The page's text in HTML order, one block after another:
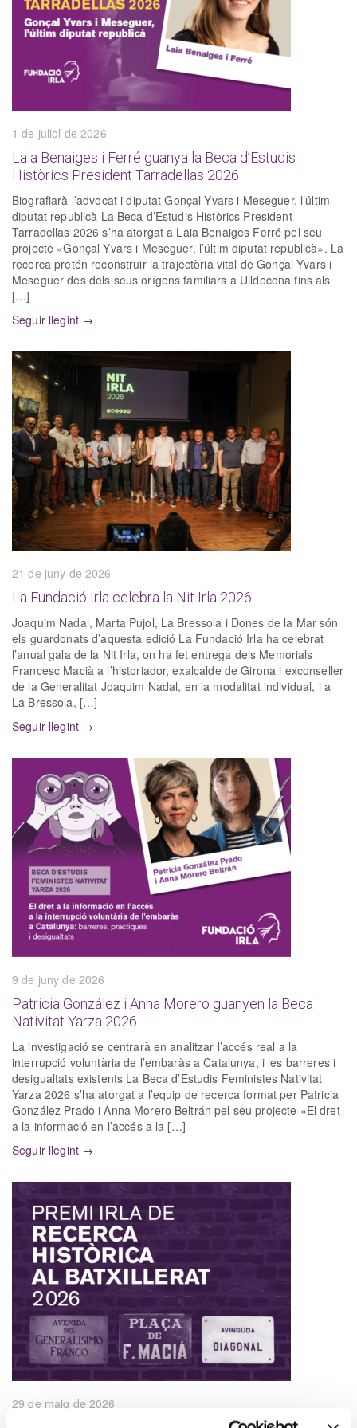
1 de juliol de 2026
Laia Benaiges i Ferré guanya la Beca d’Estudis
Històrics President Tarradellas 2026
Biografiarà l’advocat i diputat Gonçal Yvars i Meseguer, l’últim
diputat republicà La Beca d’Estudis Històrics President
Tarradellas 2026 s’ha atorgat a Laia Benaiges Ferré pel seu
projecte «Gonçal Yvars i Meseguer, l’últim diputat republicà». La
recerca pretén reconstruir la trajectòria vital de Gonçal Yvars i
Meseguer des dels seus orígens familiars a Ulldecona fins als
[…]
Seguir llegint →
21 de juny de 2026
La Fundació Irla celebra la Nit Irla 2026
Joaquim Nadal, Marta Pujol, La Bressola i Dones de la Mar són
els guardonats d’aquesta edició La Fundació Irla ha celebrat
l’anual gala de la Nit Irla, on ha fet entrega dels Memorials
Francesc Macià a l’historiador, exalcalde de Girona i exconseller
de la Generalitat Joaquim Nadal, en la modalitat individual, i a
La Bressola, […]
Seguir llegint →
9 de juny de 2026
Patricia González i Anna Morero guanyen la Beca
Nativitat Yarza 2026
La investigació se centrarà en analitzar l’accés real a la
interrupció voluntària de l’embaràs a Catalunya, i les barreres i
desigualtats existents La Beca d’Estudis Feministes Nativitat
Yarza 2026 s’ha atorgat a l’equip de recerca format per Patricia
González Prado i Anna Morero Beltrán pel seu projecte «El dret
a la informació en l’accés a la […]
Seguir llegint →
29 de maig de 2026